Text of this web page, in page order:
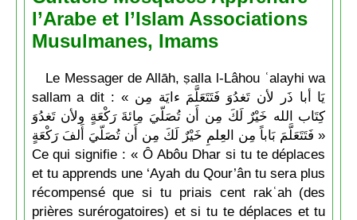
l’Arabe et l’Islam Associations
Musulmanes, Imams
Le Messager de Allāh, ṣalla l-Lâhou ʿalayhi wa
sallam a dit : « يَا أبا ذَر لأن تَغدُوَ فَتَتَعَلَّمَ ءايَة مِن
كِتَاب الله خَيْرٌ لَكَ مِن أَن تُصَلّيَ مِائةَ رَكْعَةٍ ولأن تَغدُوَ
فَتَتَعَلَّمَ بَاباً مِن العِلمِ خَيْرٌ لَكَ مِن أَن تُصَلّيَ أَلفَ رَكْعَةٍ »
Ce qui signifie : « Ô Abôu Dhar si tu te déplaces
et tu apprends une ‘Ayah du Qour’ân tu sera plus
récompensé que si tu priais cent rakʿah (des
prières surérogatoires) et si tu te déplaces et tu